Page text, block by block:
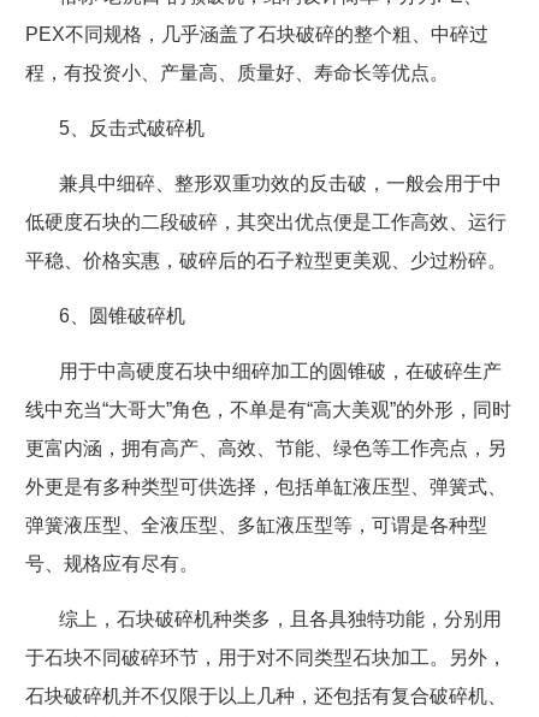
PEX不同规格，几乎涵盖了石块破碎的整个粗、中碎过
程，有投资小、产量高、质量好、寿命长等优点。
5 、反击式破碎机
兼具中细碎、整形双重功效的反击破，一般会用于中
低硬度石块的二段破碎，其突出优点便是工作高效、运行
平稳、价格实惠，破碎后的石子粒型更美观、少过粉碎。
6 、圆锥破碎机
用于中高硬度石块中细碎加工的圆锥破，在破碎生产
线中充当“大哥大”角色，不单是有“高大美观”的外形，同时
更富内涵，拥有高产、高效、节能、绿色等工作亮点，另
外更是有多种类型可供选择，包括单缸液压型、弹簧式、
弹簧液压型、全液压型、多缸液压型等，可谓是各种型
号、规格应有尽有。
综上，石块破碎机种类多，且各具独特功能，分别用
于石块不同破碎环节，用于对不同类型石块加工。另外，
石块破碎机并不仅限于以上几种，还包括有复合破碎机、